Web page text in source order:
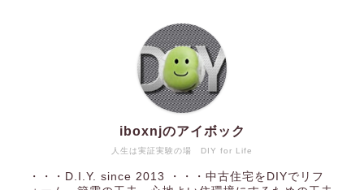
人生は実証実験の場 DIY for Life
iboxnjのアイボック
・・・D.I.Y. since 2013 ・・・中古住宅をDIYでリフ